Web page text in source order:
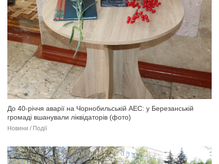
До 40-річчя аварії на Чорнобильській АЕС: у Березанській
громаді вшанували ліквідаторів (фото)
Новини / Події